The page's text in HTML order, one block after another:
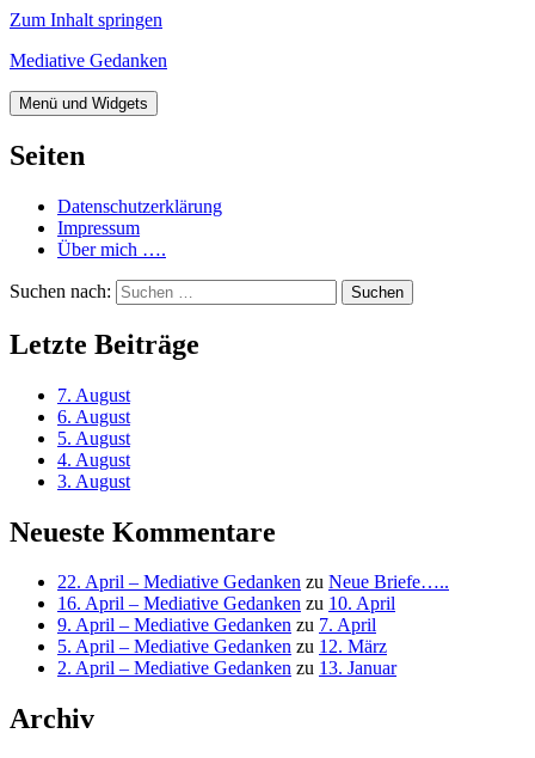
Zum Inhalt springen
Mediative Gedanken
Menü und Widgets
Seiten
Datenschutzerklärung
Impressum
Über mich ….
Suchen nach:
Letzte Beiträge
7. August
6. August
5. August
4. August
3. August
Neueste Kommentare
22. April – Mediative Gedanken zu Neue Briefe…..
16. April – Mediative Gedanken zu 10. April
9. April – Mediative Gedanken zu 7. April
5. April – Mediative Gedanken zu 12. März
2. April – Mediative Gedanken zu 13. Januar
Archiv